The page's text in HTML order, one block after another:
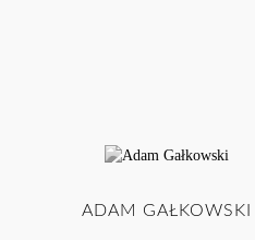
ADAM GAŁKOWSKI